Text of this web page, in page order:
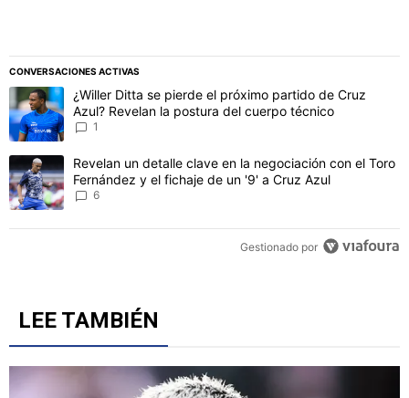
CONVERSACIONES ACTIVAS
Este listado muestra los artículos con más comentarios en los
Un artículo de tendencia con el título "¿Willer Ditta se pierde el
¿Willer Ditta se pierde el próximo partido de Cruz
Azul? Revelan la postura del cuerpo técnico
1
Un artículo de tendencia con el título "Revelan un detalle clave
Revelan un detalle clave en la negociación con el Toro
Fernández y el fichaje de un '9' a Cruz Azul
6
Gestionado por
LEE TAMBIÉN